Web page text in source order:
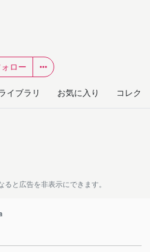
ロー
イブラリ お気に入り コレク
ると広告を非表示にできます。